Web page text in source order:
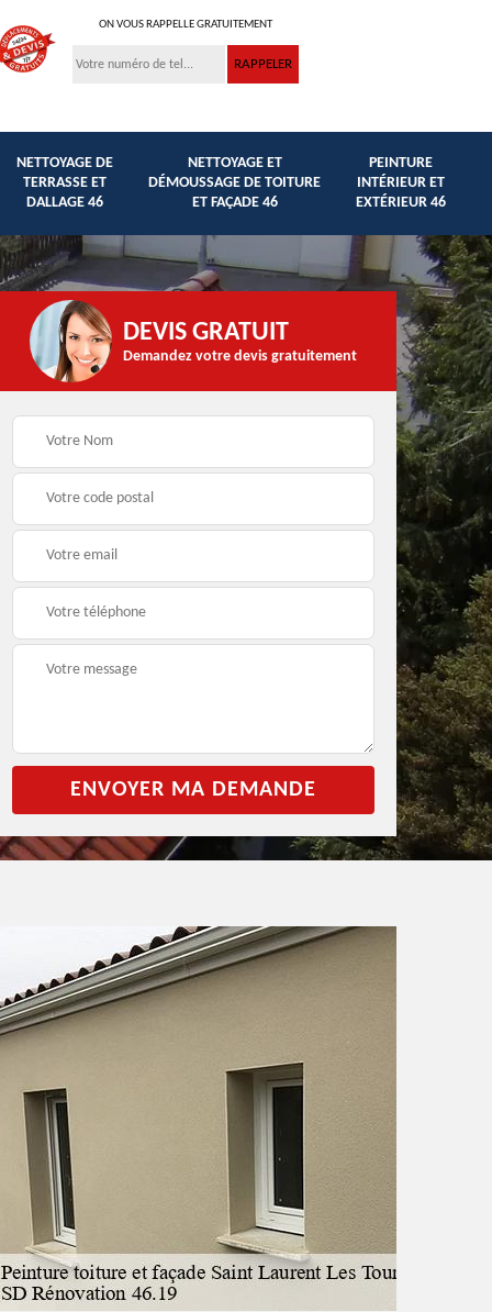
ON VOUS RAPPELLE GRATUITEMENT
NETTOYAGE DE
TERRASSE ET
DALLAGE 46
NETTOYAGE ET
DÉMOUSSAGE DE TOITURE
ET FAÇADE 46
PEINTURE
INTÉRIEUR ET
EXTÉRIEUR 46
toiture et façade 46
Traitement anti
mousse façade,
toiture et murets 46
DEVIS GRATUIT
Demandez votre devis gratuitement